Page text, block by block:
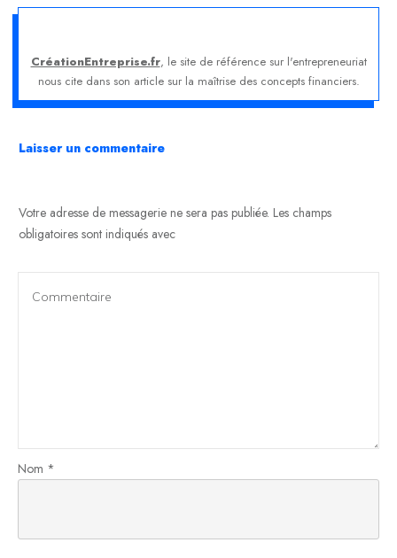
CréationEntreprise.fr, le site de référence sur l'entrepreneuriat
nous cite dans son article sur la maîtrise des concepts financiers.
Laisser un commentaire
Votre adresse de messagerie ne sera pas publiée. Les champs
obligatoires sont indiqués avec
Nom *